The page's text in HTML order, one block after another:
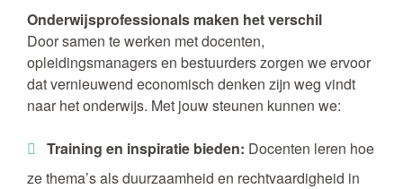
Onderwijsprofessionals maken het verschil
Door samen te werken met docenten,
opleidingsmanagers en bestuurders zorgen we ervoor
dat vernieuwend economisch denken zijn weg vindt
naar het onderwijs. Met jouw steunen kunnen we:
Training en inspiratie bieden: Docenten leren hoe
ze thema’s als duurzaamheid en rechtvaardigheid in